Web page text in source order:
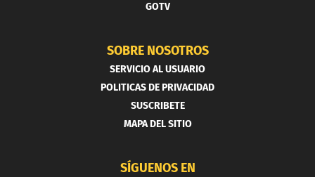
GOTV
SOBRE NOSOTROS
SERVICIO AL USUARIO
POLITICAS DE PRIVACIDAD
SUSCRIBETE
MAPA DEL SITIO
SÍGUENOS EN